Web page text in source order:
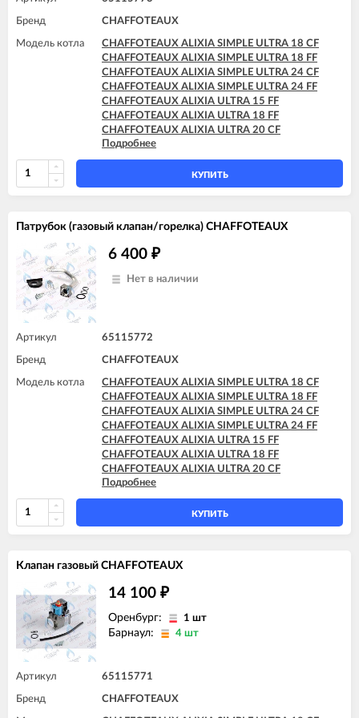
Бренд CHAFFOTEAUX
Модель котла
CHAFFOTEAUX ALIXIA SIMPLE ULTRA 18 CF
CHAFFOTEAUX ALIXIA SIMPLE ULTRA 18 FF
CHAFFOTEAUX ALIXIA SIMPLE ULTRA 24 CF
CHAFFOTEAUX ALIXIA SIMPLE ULTRA 24 FF
CHAFFOTEAUX ALIXIA ULTRA 15 FF
CHAFFOTEAUX ALIXIA ULTRA 18 FF
CHAFFOTEAUX ALIXIA ULTRA 20 CF
CHAFFOTEAUX ALIXIA ULTRA 20 FF
CHAFFOTEAUX ALIXIA ULTRA 24 CF
CHAFFOTEAUX ALIXIA ULTRA 24 FF
CHAFFOTEAUX INOA ULTRA 24 FF
CHAFFOTEAUX PIGMA ULTRA 30 CF
CHAFFOTEAUX PIGMA ULTRA 30 FF
CHAFFOTEAUX PIGMA ULTRA 35 FF
CHAFFOTEAUX PIGMA ULTRA SYSTEM 25 CF
Подробнее
КУПИТЬ
Патрубок (газовый клапан/горелка) CHAFFOTEAUX
6 400 ₽
Нет в наличии
Артикул 65115772
Бренд CHAFFOTEAUX
Модель котла
CHAFFOTEAUX ALIXIA SIMPLE ULTRA 18 CF
CHAFFOTEAUX ALIXIA SIMPLE ULTRA 18 FF
CHAFFOTEAUX ALIXIA SIMPLE ULTRA 24 CF
CHAFFOTEAUX ALIXIA SIMPLE ULTRA 24 FF
CHAFFOTEAUX ALIXIA ULTRA 15 FF
CHAFFOTEAUX ALIXIA ULTRA 18 FF
CHAFFOTEAUX ALIXIA ULTRA 20 CF
CHAFFOTEAUX ALIXIA ULTRA 20 FF
CHAFFOTEAUX ALIXIA ULTRA 24 CF
CHAFFOTEAUX ALIXIA ULTRA 24 FF
CHAFFOTEAUX INOA ULTRA 24 FF
CHAFFOTEAUX PIGMA ULTRA 30 CF
CHAFFOTEAUX PIGMA ULTRA 30 FF
CHAFFOTEAUX PIGMA ULTRA 35 FF
CHAFFOTEAUX PIGMA ULTRA SYSTEM 25 CF
CHAFFOTEAUX PIGMA ULTRA SYSTEM 25 FF
CHAFFOTEAUX PIGMA ULTRA SYSTEM 30 FF
Подробнее
КУПИТЬ
Клапан газовый CHAFFOTEAUX
14 100 ₽
Оренбург: 1 шт
Барнаул: 4 шт
Артикул 65115771
Бренд CHAFFOTEAUX